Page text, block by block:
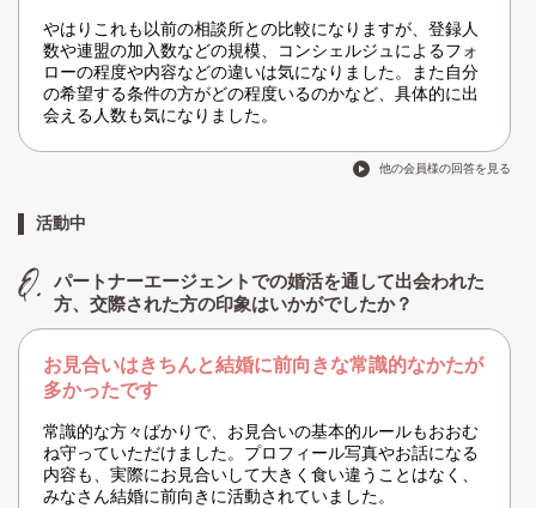
やはりこれも以前の相談所との比較になりますが、登録人
数や連盟の加入数などの規模、コンシェルジュによるフォ
ローの程度や内容などの違いは気になりました。また自分
の希望する条件の方がどの程度いるのかなど、具体的に出
会える人数も気になりました。
他の会員様の回答を見る
活動中
パートナーエージェントでの婚活を通して出会われた
方、交際された方の印象はいかがでしたか？
お見合いはきちんと結婚に前向きな常識的なかたが
多かったです
常識的な方々ばかりで、お見合いの基本的ルールもおおむ
ね守っていただけました。プロフィール写真やお話になる
内容も、実際にお見合いして大きく食い違うことはなく、
みなさん結婚に前向きに活動されていました。